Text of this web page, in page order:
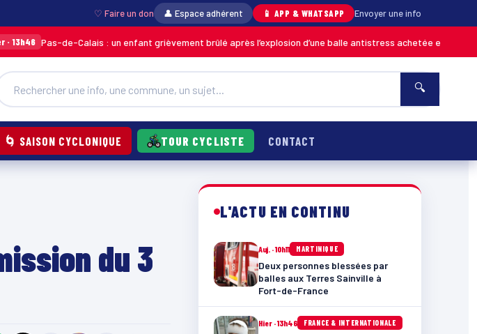
♡ Faire un don 👤 Espace adhérent 📱 APP & WHATSAPP Envoyer une info
Pas-de-Calais : un enfant grièvement brûlé après l’explosion d’une balle antistress achetée en magasin
🔍
🌀 SAISON CYCLONIQUE TOUR CYCLISTE CONTACT
du 3
L'ACTU EN CONTINU
Auj. · 10h11 MARTINIQUE
Deux personnes blessées par
balles aux Terres Sainville à
Fort-de-France
Hier · 13h46 FRANCE & INTERNATIONALE